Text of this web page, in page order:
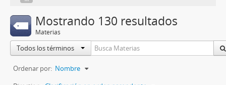
Mostrando 130 resultados
Materias
Todos los términos
Ordenar por: Nombre